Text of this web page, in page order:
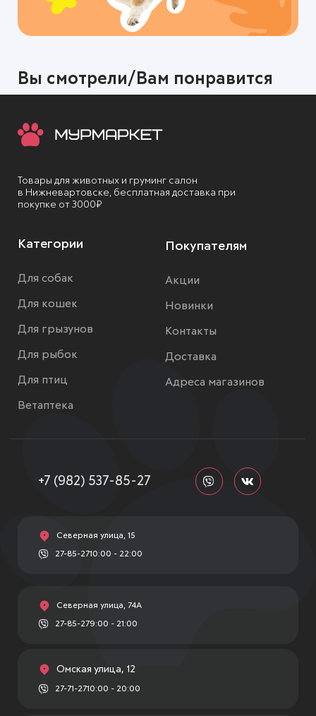
Вы смотрели/Вам понравится
Товары для животных и груминг салон
в Нижневартовске, бесплатная доставка при
покупке от 3000₽
Категории
Для собак
Для кошек
Для грызунов
Для рыбок
Для птиц
Ветаптека
Покупателям
Акции
Новинки
Контакты
Доставка
Адреса магазинов
+7 (982) 537-85-27
Северная улица, 15
27-85-2710:00 - 22:00
Северная улица, 74А
27-85-279:00 - 21:00
Омская улица, 12
27-71-2710:00 - 20:00